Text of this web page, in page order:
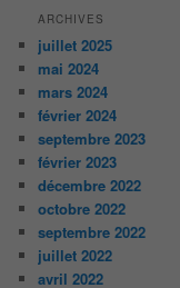
ARCHIVES
juillet 2025
mai 2024
mars 2024
février 2024
septembre 2023
février 2023
décembre 2022
octobre 2022
septembre 2022
juillet 2022
avril 2022